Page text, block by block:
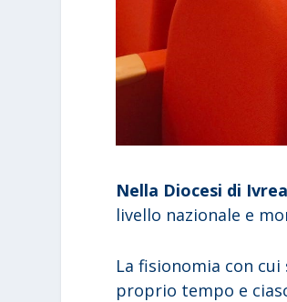
Nella Diocesi di
livello nazionale e
La fisionomia con
proprio tempo e